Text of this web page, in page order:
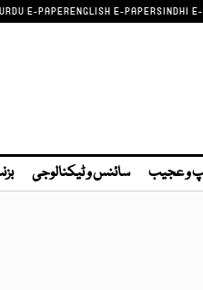
URDU E-PAPERENGLISH E-PAPERSINDHI
و عجیب سائنس و ٹیکنالوجی